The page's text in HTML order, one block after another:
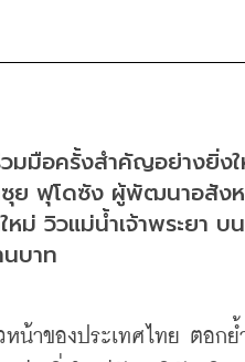
มมือครั้งสำคัญอย่างยิ่
ซุย ฟุโดซัง ผู้พัฒนาอสัง
ม่ วิวแม่น้ำเจ้าพระยา บ
บาท
าของประเทศไทย ตอกย้